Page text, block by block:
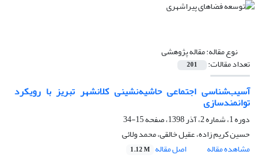
نوع مقاله:مقاله پژوهشی
تعداد مقالات: 201
آسیب‌شناسی اجتماعی حاشیه‌نشینی کلانشهر تبریز با رویکرد
توانمندسازی
دوره 1، شماره 2، آذر 1398، صفحه
15-34
حسین کریم زاده، عقیل خالقی، محمد ولائی
مشاهده مقاله
اصل مقاله 1.12 M